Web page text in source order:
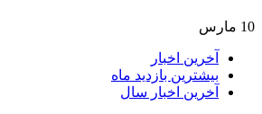
10 مارس
آخرین اخبار
بیشترین بازدید ماه
آخرین اخبار سال